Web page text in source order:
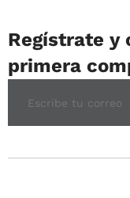
Regístrate y
primera